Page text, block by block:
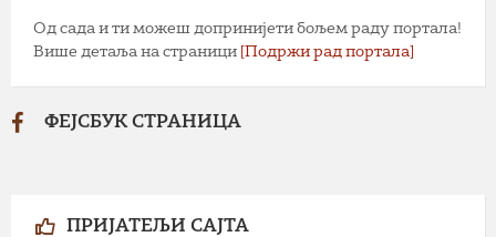
Од сада и ти можеш допринијети бољем раду портала!
Више детаља на страници [Подржи рад портала]
ФЕЈСБУК СТРАНИЦА
ПРИЈАТЕЉИ САЈТА